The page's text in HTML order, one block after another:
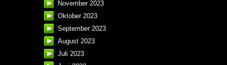
November 2023
Oktober 2023
September 2023
August 2023
Juli 2023